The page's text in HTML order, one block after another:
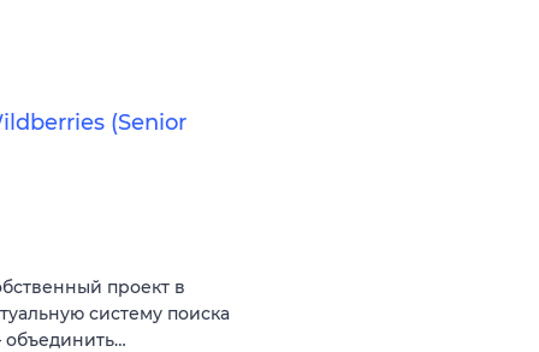
(Senior
проект в
систему поиска